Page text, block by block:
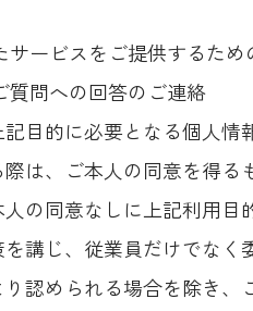
ービスをご提供するため
問への回答のご連絡
目的に必要となる個人情
は、ご本人の同意を得る
の同意なしに上記利用目
講じ、従業員だけでなく
認められる場合を除き